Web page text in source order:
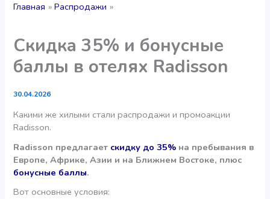
Главная Распродажи
Скидка 35% и бонусные
баллы в отелях Radisson
30.04.2026
Какими же хилыми стали распродажи и промоакции
Radisson.
Radisson предлагает скидку до 35% на пребывания в
Европе, Африке, Азии и на Ближнем Востоке, плюс
бонусные баллы.
Вот основные условия: